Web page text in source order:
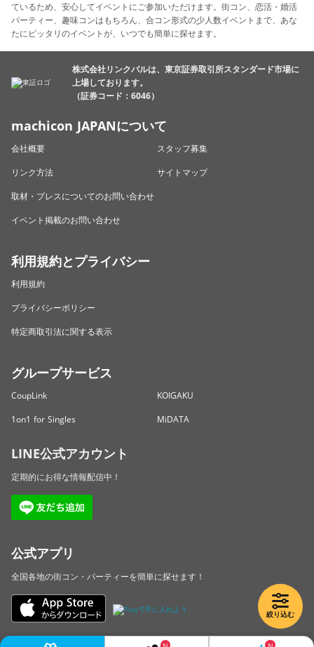
絞り込む
ているため、安心してイベントにご参加いただけます。街コン、恋活・婚活
パーティー、趣味コンはもちろん、合コン形式の少人数イベントまで、あな
たにピッタリのイベントが、いつでも簡単に探せます。
株式会社リンクバルは、東京証券取引所スタンダード市場に
上場しております。
（証券コード：6046）
machicon JAPANについて
会社概要
スタッフ募集
リンク方法
サイトマップ
取材・プレスについてのお問い合わせ
イベント掲載のお問い合わせ
利用規約とプライバシー
利用規約
プライバシーポリシー
特定商取引法に関する表示
グループサービス
CoupLink
KOIGAKU
1on1 for Singles
MiDATA
LINE公式アカウント
定期的にお得な情報配信中！
公式アプリ
全国各地の街コン・パーティーを簡単に探せます！